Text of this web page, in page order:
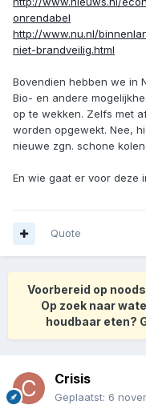
onrendabel
http://www.nu.nl/
niet-brandveilig.html
Bovendien hebben we in
Bio- en andere
op te wekken. Zelfs met
worden opgewekt. Nee,
nieuwe zgn. schone
En wie gaat er voor deze
Quote
Voorbereid op
Op zoek naar
houdbaar eten?
Crisis
Geplaatst: 6